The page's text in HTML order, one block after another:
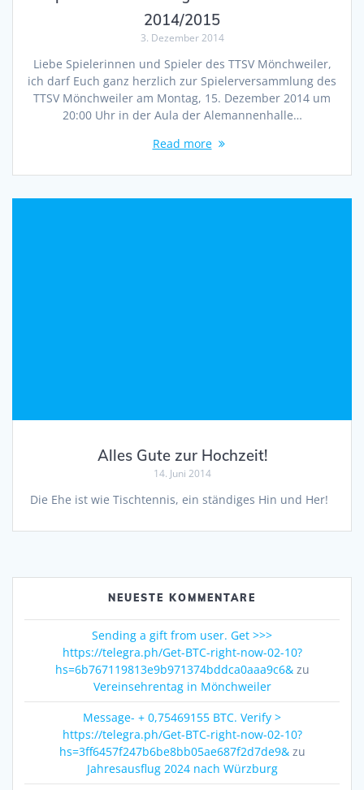
2014/2015
3. Dezember 2014
Liebe Spielerinnen und Spieler des TTSV Mönchweiler,
ich darf Euch ganz herzlich zur Spielerversammlung des
TTSV Mönchweiler am Montag, 15. Dezember 2014 um
20:00 Uhr in der Aula der Alemannenhalle…
Read more
Alles Gute zur Hochzeit!
14. Juni 2014
Die Ehe ist wie Tischtennis, ein ständiges Hin und Her!
NEUESTE KOMMENTARE
Sending a gift from user. Get >>>
https://telegra.ph/Get-BTC-right-now-02-10?
hs=6b767119813e9b971374bddca0aaa9c6&zu
Vereinsehrentag in Mönchweiler
Message- + 0,75469155 BTC. Verify >
https://telegra.ph/Get-BTC-right-now-02-10?
hs=3ff6457f247b6be8bb05ae687f2d7de9&zu
Jahresausflug 2024 nach Würzburg